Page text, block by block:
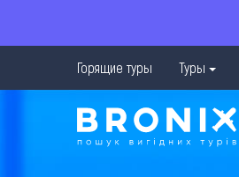
Горящие туры Туры